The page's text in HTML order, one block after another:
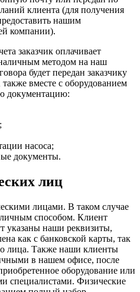
клиента (для получения
нашим
компании).
заказчик оплачивает
методом на наш
будет передан заказчику
вместе с оборудованием
документацию:
насоса;
документы.
лиц
лицами. В таком случае
способом. Клиент
указаны наши реквизиты,
как с банковской карты, так
лица. Также наши клиенты
в нашем офисе, после
оборудование или
специалистами. Физические